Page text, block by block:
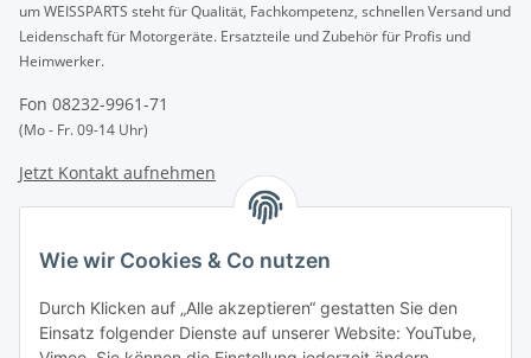
um WEISSPARTS steht für Qualität, Fachkompetenz, schnellen Versand und
Leidenschaft für Motorgeräte. Ersatzteile und Zubehör für Profis und
Heimwerker.
Fon 08232-9961-71
(Mo - Fr. 09-14 Uhr)
Jetzt Kontakt aufnehmen
Wie wir Cookies & Co nutzen
Durch Klicken auf „Alle akzeptieren“ gestatten Sie den
Einsatz folgender Dienste auf unserer Website: YouTube,